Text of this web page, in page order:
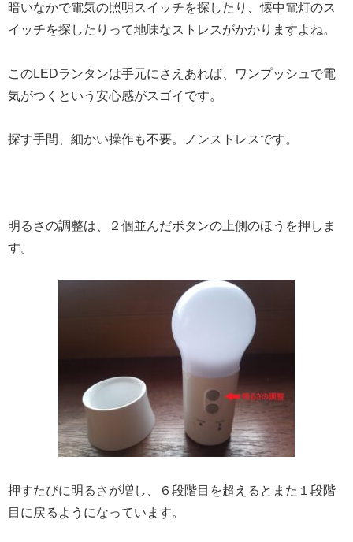
暗いなかで電気の照明スイッチを探したり、懐中電灯のス
イッチを探したりって地味なストレスがかかりますよね。
このLEDランタンは手元にさえあれば、ワンプッシュで電
気がつくという安心感がスゴイです。
探す手間、細かい操作も不要。ノンストレスです。
明るさの調整は、２個並んだボタンの上側のほうを押しま
す。
押すたびに明るさが増し、６段階目を超えるとまた１段階
目に戻るようになっています。